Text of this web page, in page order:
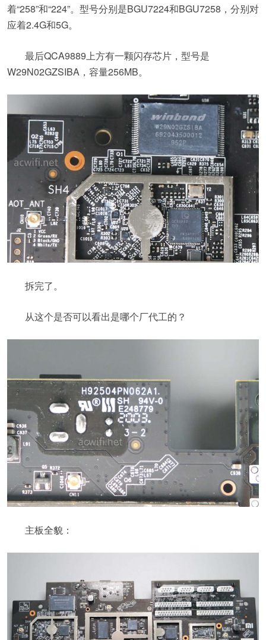
着“258”和“224”。型号分别是BGU7224和BGU7258，分别对
应着2.4G和5G。
最后QCA9889上方有一颗闪存芯片，型号是
W29N02GZSIBA，容量256MB。
拆完了。
从这个是否可以看出是哪个厂代工的？
主板全貌：